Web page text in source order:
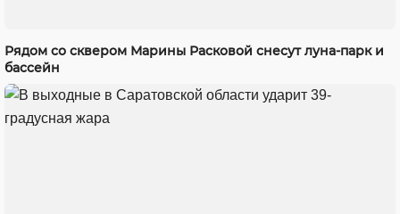
Рядом со сквером Марины Расковой снесут луна-парк и
бассейн